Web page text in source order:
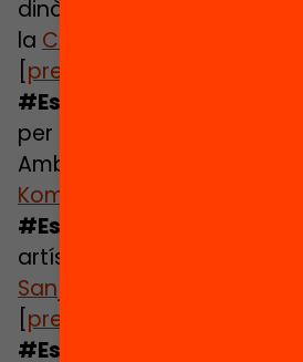
dinàmiques saludables
la Cristina Ribes
presentació
#EstiuVincles
: Com
per teixir vincles i fer reforç
Amb en
Komtü
#EstiuArtístic
artístic i la creativitat?
Sanjuan
presentació
#EstiuLúdic
: Com